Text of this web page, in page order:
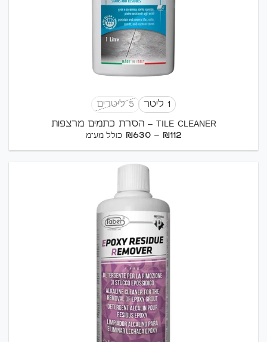
1 ליטר
5 ליטרים
TILE CLEANER – הסרת כתמים מרצפות
₪112
–
₪630 טווח
⁦₪112⁩
⁦₪630⁩
כולל מע"מ